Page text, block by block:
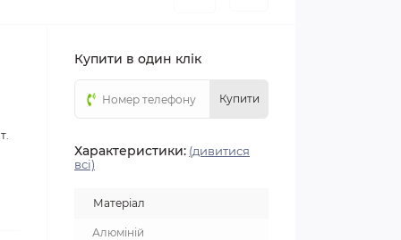
Купити в один клік
Купити
Характеристики: (дивитися
всі)
Матеріал
Алюміній